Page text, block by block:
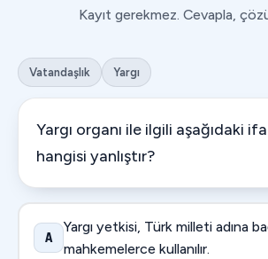
Kayıt gerekmez. Cevapla,
Vatandaşlık Yargı
Yargı organı ile ilgili aşağıdaki
hangisi yanlıştır?
A
Yargı yetkisi, Türk milleti adına
mahkemelerce kullanılır.